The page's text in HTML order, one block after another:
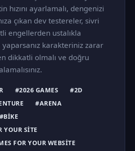
hızını ayarlamalı, dengenizi
çıkan dev testereler, sivri
engellerden ustalıkla
yaparsanız karakteriniz zarar
dikkatli olmalı ve doğru
#2026 GAMES
#2D
#ARENA
#BIKE
YOUR SITE
FOR YOUR WEBSITE